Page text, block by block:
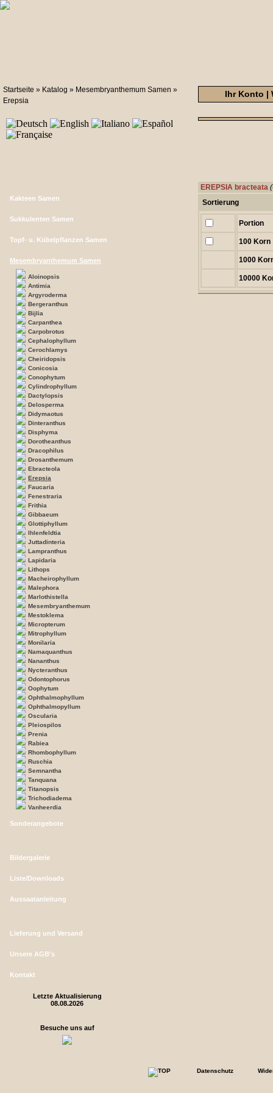
Startseite » Katalog » Mesembryanthemum Samen »
Erepsia
Ihr Konto |
Kakteen Samen
Sukkulenten Samen
Topf- u. Kübelpflanzen Samen
Mesembryanthemum Samen
Aloinopsis
Antimia
Argyroderma
Bergeranthus
Bijlia
Carpanthea
Carpobrotus
Cephalophyllum
Cerochlamys
Cheiridopsis
Conicosia
Conophytum
Cylindrophyllum
Dactylopsis
Delosperma
Didymaotus
Dinteranthus
Disphyma
Dorotheanthus
Dracophilus
Drosanthemum
Ebracteola
Erepsia
Faucaria
Fenestraria
Frithia
Gibbaeum
Glottiphyllum
Ihlenfeldtia
Juttadinteria
Lampranthus
Lapidaria
Lithops
Macheirophyllum
Malephora
Marlothistella
Mesembryanthemum
Mestoklema
Micropterum
Mitrophyllum
Monilaria
Namaquanthus
Nananthus
Nycteranthus
Odontophorus
Oophytum
Ophthalmophyllum
Ophthalmopyllum
Oscularia
Pleiospilos
Prenia
Rabiea
Rhombophyllum
Ruschia
Semnantha
Tanquana
Titanopsis
Trichodiadema
Vanheerdia
Sonderangebote
Bildergalerie
Liste/Downloads
Aussaatanleitung
Lieferung und Versand
Unsere AGB's
Kontakt
Letzte Aktualisierung
08.08.2026
Besuche uns auf
EREPSIA bracteata
Sortierung
Portion
100 Korn
1000
10000
Datenschutz